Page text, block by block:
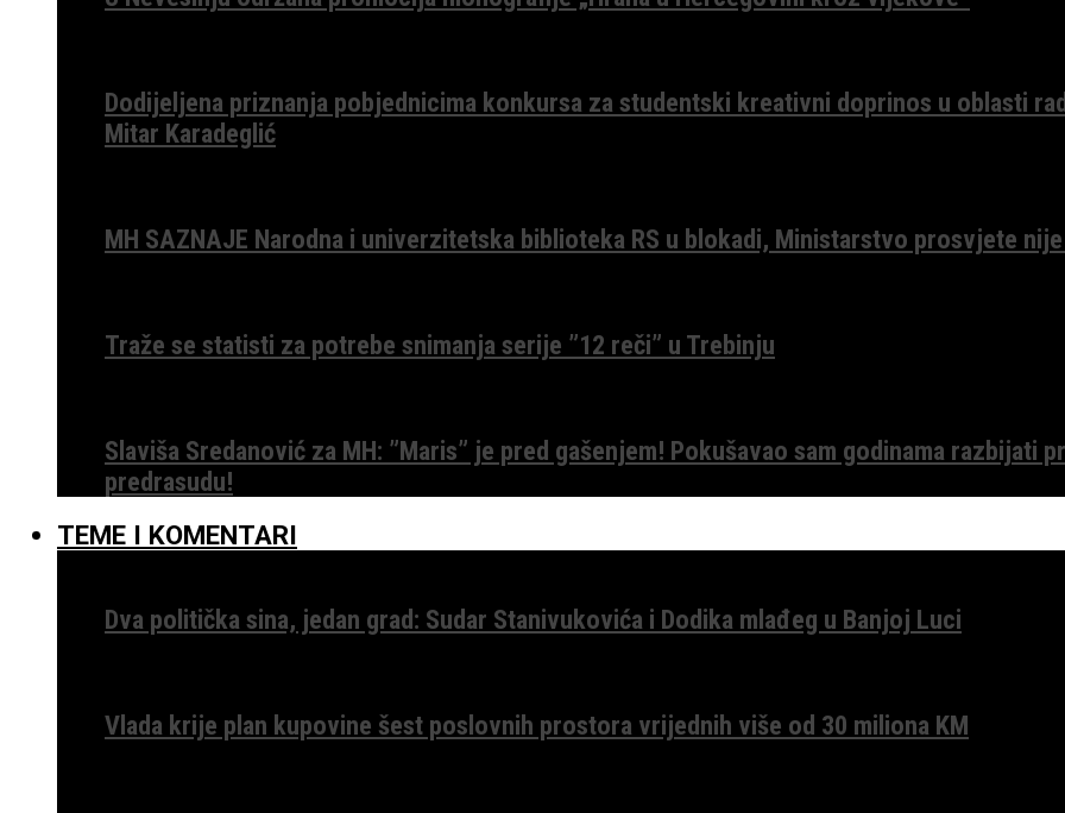
Dodijeljena priznanja pobjednicima konkursa za studentski kreativni doprinos u oblasti
Mitar Karadeglić
MH SAZNAJE Narodna i univerzitetska biblioteka RS u blokadi, Ministarstvo prosvjete nije
Traže se statisti za potrebe snimanja serije ”12 reči” u Trebinju
Slaviša Sredanović za MH: ”Maris” je pred gašenjem! Pokušavao sam godinama razbijati
predrasudu!
TEME I KOMENTARI
Dva politička sina, jedan grad: Sudar Stanivukovića i Dodika mlađeg u Banjoj Luci
Vlada krije plan kupovine šest poslovnih prostora vrijednih više od 30 miliona KM